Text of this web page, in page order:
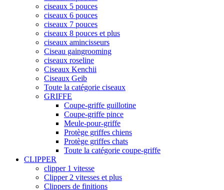
ciseaux 5 pouces
ciseaux 6 pouces
ciseaux 7 pouces
ciseaux 8 pouces et plus
ciseaux amincisseurs
Ciseau gaingrooming
ciseaux roseline
Ciseaux Kenchii
Ciseaux Geib
Toute la catégorie ciseaux
GRIFFE
Coupe-griffe guillotine
Coupe-griffe pince
Meule-pour-griffe
Protège griffes chiens
Protège griffes chats
Toute la catégorie coupe-griffe
CLIPPER
clipper 1 vitesse
Clipper 2 vitesses et plus
Clippers de finitions